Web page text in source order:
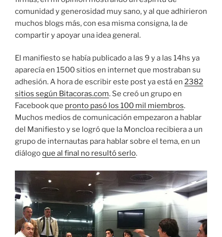
comunidad y generosidad muy sano, y al que adhirieron
muchos blogs más, con esa misma consigna, la de
compartir y apoyar una idea general.
El manifiesto se había publicado a las 9 y a las 14hs ya
aparecía en 1500 sitios en internet que mostraban su
adhesión. A hora de escribir este post ya está en 2382
sitios según Bitacoras.com. Se creó un grupo en
Facebook que pronto pasó los 100 mil miembros.
Muchos medios de comunicación empezaron a hablar
del Manifiesto y se logró que la Moncloa recibiera a un
grupo de internautas para hablar sobre el tema, en un
diálogoque al final no resultó serlo.